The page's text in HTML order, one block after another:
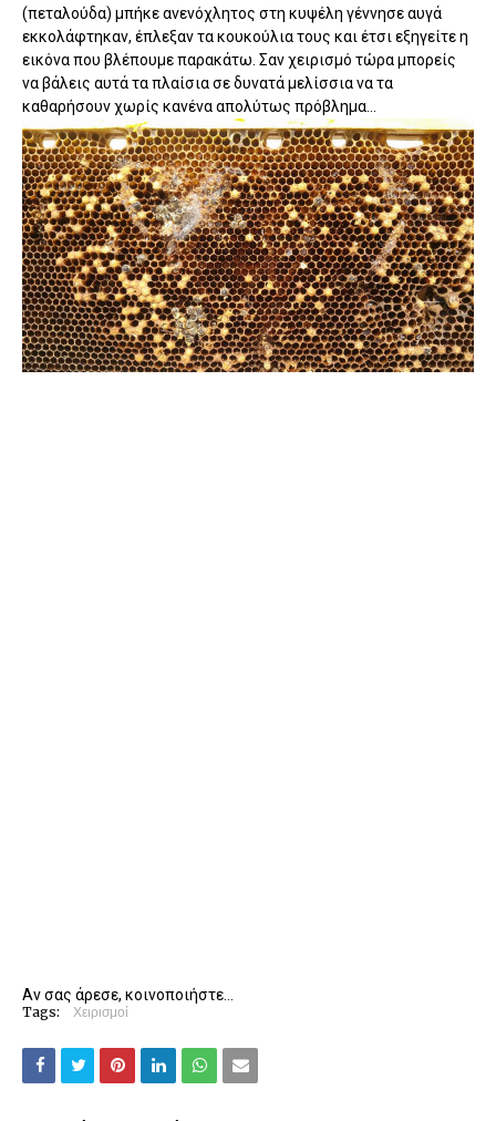
(πεταλούδα) μπήκε ανενόχλητος στη κυψέλη γέννησε αυγά
εκκολάφτηκαν, έπλεξαν τα κουκούλια τους και έτσι εξηγείτε η
εικόνα που βλέπουμε παρακάτω. Σαν χειρισμό τώρα μπορείς
να βάλεις αυτά τα πλαίσια σε δυνατά μελίσσια να τα
καθαρήσουν χωρίς κανένα απολύτως πρόβλημα...
Αν σας άρεσε, κοινοποιήστε...
Tags: Χειρισμοί